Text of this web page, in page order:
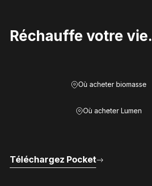
Réchauffe votre vie.
Où acheter biomasse
Où acheter Lumen
Téléchargez Pocket